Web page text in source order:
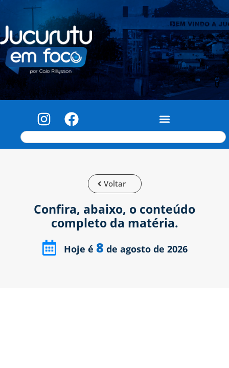
Voltar
Confira, abaixo, o conteúdo
completo da matéria.
Hoje é 8 de agosto de 2026